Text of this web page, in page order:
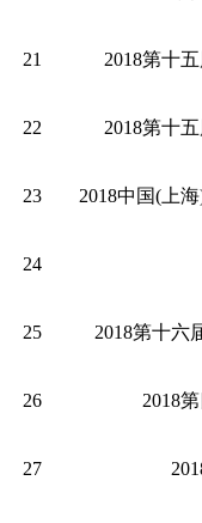
21 2018第十
22 2018第十
23 2018中国(上
24
25 2018第十六
26 2018
27